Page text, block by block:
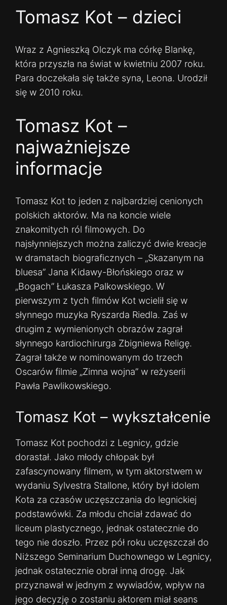
Tomasz Kot – dzieci
Wraz z Agnieszką Olczyk ma córkę Blankę,
która przyszła na świat w kwietniu 2007 roku.
Para doczekała się także syna, Leona. Urodził
się w 2010 roku.
Tomasz Kot –
najważniejsze
informacje
Tomasz Kot to jeden z najbardziej cenionych
polskich aktorów. Ma na koncie wiele
znakomitych ról filmowych. Do
najsłynniejszych można zaliczyć dwie kreacje
w dramatach biograficznych – „Skazanym na
bluesa” Jana Kidawy-Błońskiego oraz w
„Bogach” Łukasza Palkowskiego. W
pierwszym z tych filmów Kot wcielił się w
słynnego muzyka Ryszarda Riedla. Zaś w
drugim z wymienionych obrazów zagrał
słynnego kardiochirurga Zbigniewa Religę.
Zagrał także w nominowanym do trzech
Oscarów filmie „Zimna wojna” w reżyserii
Pawła Pawlikowskiego.
Tomasz Kot – wykształcenie
Tomasz Kot pochodzi z Legnicy, gdzie
dorastał. Jako młody chłopak był
zafascynowany filmem, w tym aktorstwem w
wydaniu Sylvestra Stallone, który był idolem
Kota za czasów uczęszczania do legnickiej
podstawówki. Za młodu chciał zdawać do
liceum plastycznego, jednak ostatecznie do
tego nie doszło. Przez pół roku uczęszczał do
Niższego Seminarium Duchownego w Legnicy,
jednak ostatecznie obrał inną drogę. Jak
przyznawał w jednym z wywiadów, wpływ na
jego decyzję o zostaniu aktorem miał seans